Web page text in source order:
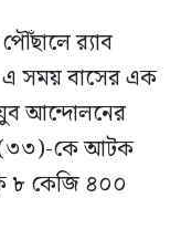
র‍্যাব
এ সময় বাসের এক
যুব আন্দোলনের
(৩৩)-কে আটক
৮ কেজি ৪০০